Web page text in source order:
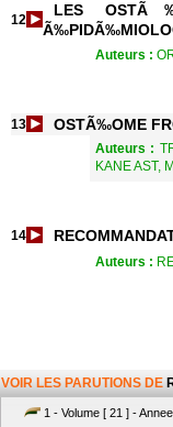
12
LES
Auteurs :
13 OSTÃ‰OME
Auteurs :
KANE AST,
14
Auteurs :
VOIR LES PARUTIONS DE
1 - Volume [ 21 ] -